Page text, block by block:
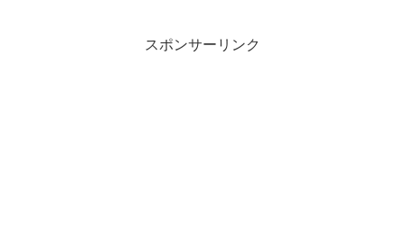
うな製品形態が人気を集めているのか、そしてどのように購入できる
のか、一緒に見ていきましょう。
スポンサーリンク